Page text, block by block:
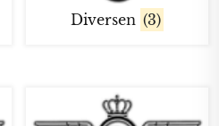
Diversen (3)